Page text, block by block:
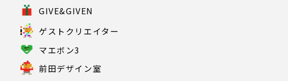
GIVE&GIVEN
ゲストクリエイター
マエボン3
前田デザイン室